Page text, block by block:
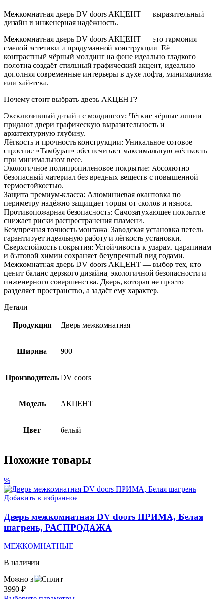
Межкомнатная дверь DV doors АКЦЕНТ — выразительный
дизайн и инженерная надёжность.
Межкомнатная дверь DV doors АКЦЕНТ — это гармония
смелой эстетики и продуманной конструкции. Её
контрастный чёрный молдинг на фоне идеально гладкого
полотна создаёт стильный графический акцент, идеально
дополняя современные интерьеры в духе лофта, минимализма
или хай-тека.
Почему стоит выбрать дверь АКЦЕНТ?
Эксклюзивный дизайн с молдингом: Чёткие чёрные линии
придают двери графическую выразительность и
архитектурную глубину.
Лёгкость и прочность конструкции: Уникальное сотовое
строение «Тамбурат» обеспечивает максимальную жёсткость
при минимальном весе.
Экологичное полипропиленовое покрытие: Абсолютно
безопасный материал без вредных веществ с повышенной
термостойкостью.
Защита премиум-класса: Алюминиевая окантовка по
периметру надёжно защищает торцы от сколов и износа.
Противопожарная безопасность: Самозатухающее покрытие
снижает риски распространения пламени.
Безупречная точность монтажа: Заводская установка петель
гарантирует идеальную работу и лёгкость установки.
Сверхстойкость покрытия: Устойчивость к ударам, царапинам
и бытовой химии сохраняет безупречный вид годами.
Межкомнатная дверь DV doors АКЦЕНТ — выбор тех, кто
ценит баланс дерзкого дизайна, экологичной безопасности и
инженерного совершенства. Дверь, которая не просто
разделяет пространство, а задаёт ему характер.
Детали
Продукция Дверь межкомнатная
Ширина 900
Производитель DV doors
Модель АКЦЕНТ
Цвет белый
Похожие товары
%
Добавить в избранное
Дверь межкомнатная DV doors ПРИМА, Белая
шагрень, РАСПРОДАЖА
МЕЖКОМНАТНЫЕ
В наличии
Можно в
3990 ₽